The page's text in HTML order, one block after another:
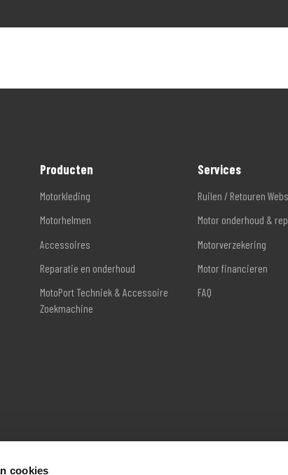
cookies
Producten
Motorkleding
Motorhelmen
Accessoires
Reparatie en onderhoud
MotoPort Techniek & Accessoire
Zoekmachine
Services
Ruilen / Retouren
Motor onderhoud &
Motorverzekering
Motor financieren
FAQ